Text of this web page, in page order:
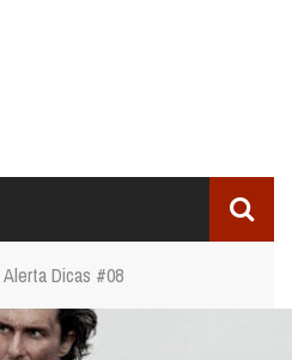
Alerta Dicas #08